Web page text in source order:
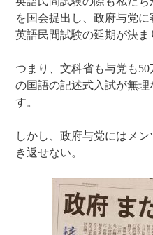
を国会提出し、政府与党に
英語民間試験の延期が決ま
つまり、文科省も与党も
の国語の記述式入試が無
す。
しかし、政府与党にはメン
き返せない。